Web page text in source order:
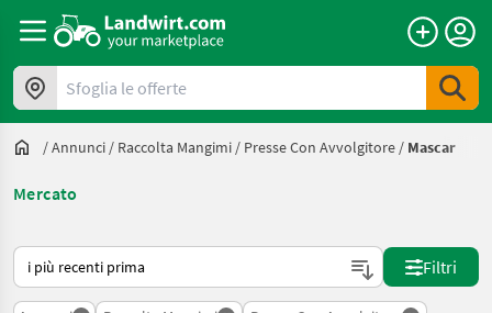
Sfoglia le offerte
/Annunci / Raccolta Mangimi / Presse Con Avvolgitore / Mascar
Mercato
Ecco come viene ordinato su Landwirt.com
Filtri